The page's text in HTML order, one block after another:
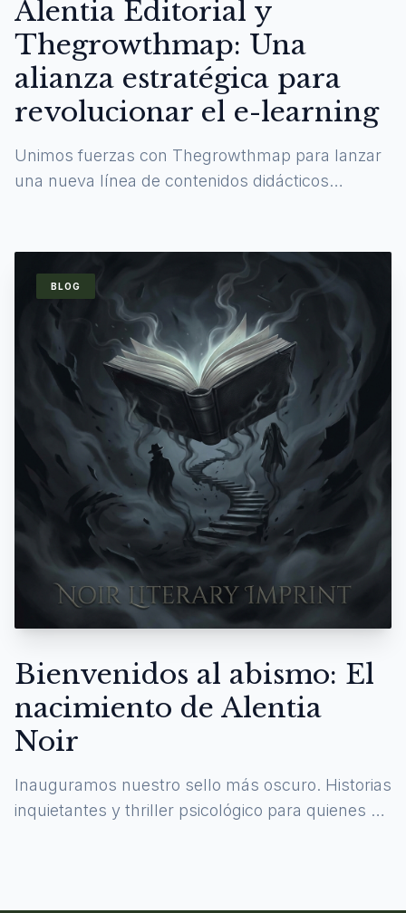
Alentia Editorial y
Thegrowthmap: Una
alianza estratégica para
revolucionar el e-learning
Unimos fuerzas con Thegrowthmap para lanzar
una nueva línea de contenidos didácticos
BLOG
Bienvenidos al abismo: El
nacimiento de Alentia
Noir
Inauguramos nuestro sello más oscuro. Historias
inquietantes y thriller psicológico para quienes se